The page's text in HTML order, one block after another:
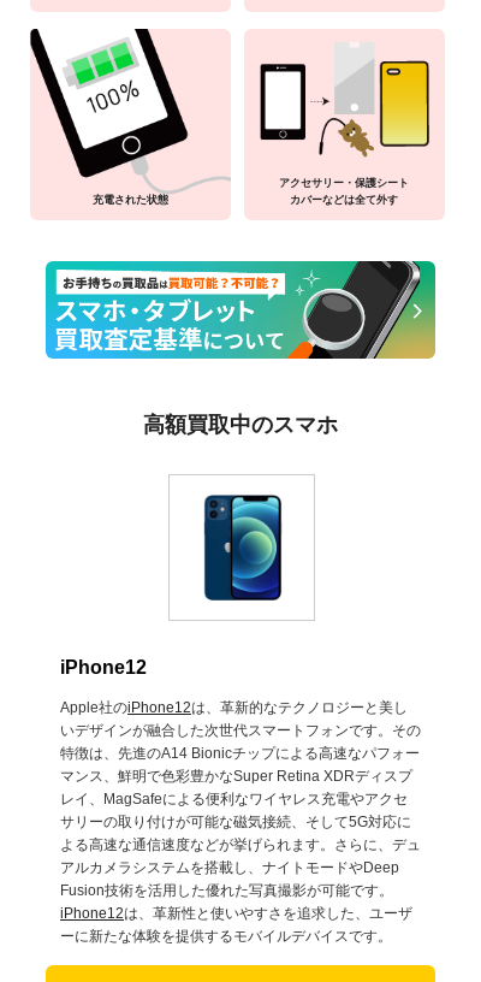
充電された状態
アクセサリー・保護シート
カバーなどは全て外す
高額買取中のスマホ
iPhone12
Apple社のiPhone12は、革新的なテクノロジーと美し
いデザインが融合した次世代スマートフォンです。その
特徴は、先進のA14 Bionicチップによる高速なパフォー
マンス、鮮明で色彩豊かなSuper Retina XDRディスプ
レイ、MagSafeによる便利なワイヤレス充電やアクセ
サリーの取り付けが可能な磁気接続、そして5G対応に
よる高速な通信速度などが挙げられます。さらに、デュ
アルカメラシステムを搭載し、ナイトモードやDeep
Fusion技術を活用した優れた写真撮影が可能です。
iPhone12は、革新性と使いやすさを追求した、ユーザ
ーに新たな体験を提供するモバイルデバイスです。